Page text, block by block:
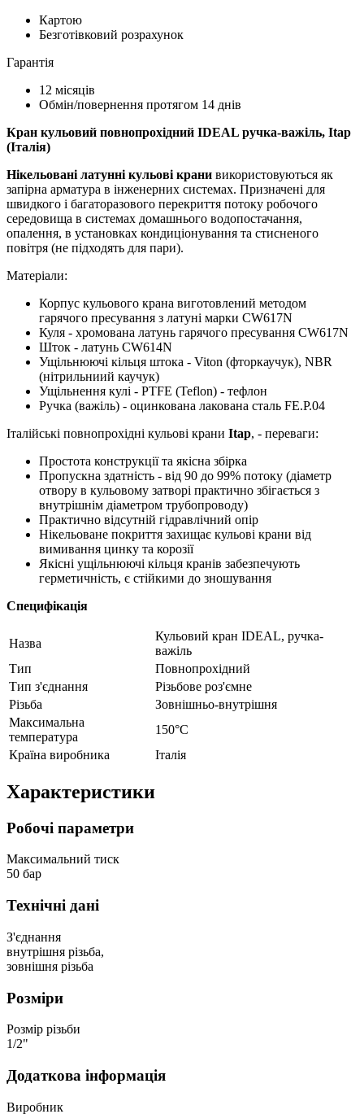
Картою
Безготівковий розрахунок
Гарантія
12 місяців
Обмін/повернення протягом 14 днів
Кран кульовий повнопрохідний IDEAL ручка-важіль, Itap
(Італія)
Нікельовані латунні кульові крани використовуються як
запірна арматура в інженерних систeмах. Призначені для
швидкого і багаторазового перекриття потоку робочого
середовища в системах домашнього водопостачання,
опалення, в установках кондиціонування та стисненого
повітря (не підходять для пари).
Матеріали:
Корпус кульового крана виготовлений методом
гарячого пресування з латуні марки CW617N
Куля - хромована латунь гарячого пресування CW617N
Шток - латунь CW614N
Ущільнюючі кільця штока - Viton (фторкаучук), NBR
(нітрильниий каучук)
Ущільнення кулі - PTFE (Teflon) - тефлон
Ручка (важіль) - оцинкована лакована сталь FЕ.P.04
Італійські повнопрохідні кульові крани Itap, - переваги:
Простота конструкції та якісна збірка
Пропускна здатність - від 90 до 99% потоку (діаметр
отвору в кульовому затворі практично збігається з
внутрішнім діаметром трубопроводу)
Практично відсутній гідравлічний опір
Нікельоване покриття захищає кульові крани від
вимивання цинку та корозії
Якісні ущільнюючі кільця кранів забезпечують
герметичність, є стійкими до зношування
Специфікація
Назва
Кульовий кран IDEAL, ручка-
важіль
Тип
Повнопрохідний
Тип з'єднання
Різьбове роз'ємне
Різьба
Зовнішньо-внутрішня
Максимальна
температура
150°С
Країна виробника
Італія
Характеристики
Робочі параметри
Максимальний тиск
50 бар
Технічні дані
З'єднання
внутрішня різьба,
зовнішня різьба
Розміри
Розмір різьби
1/2"
Додаткова інформація
Виробник